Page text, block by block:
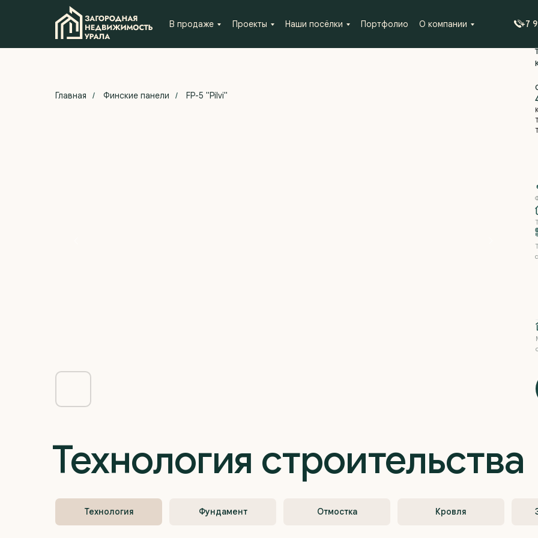
В продаже Проекты Наши посёлки Портфолио О компании +7
Главная / Финские панели / FP-5 "Pilvi"
Технология строительства
Фундамент Отмостка Кровля
Технология